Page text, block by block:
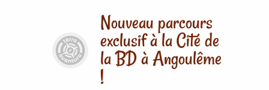
Nouveau parcours
exclusif à la Cité de
la BD à Angoulême
!